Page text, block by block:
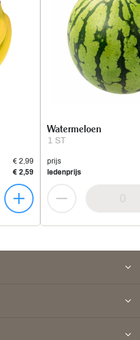
€ 2,99
€ 2,59
1 ST
Watermeloen
prijs
ledenprijs